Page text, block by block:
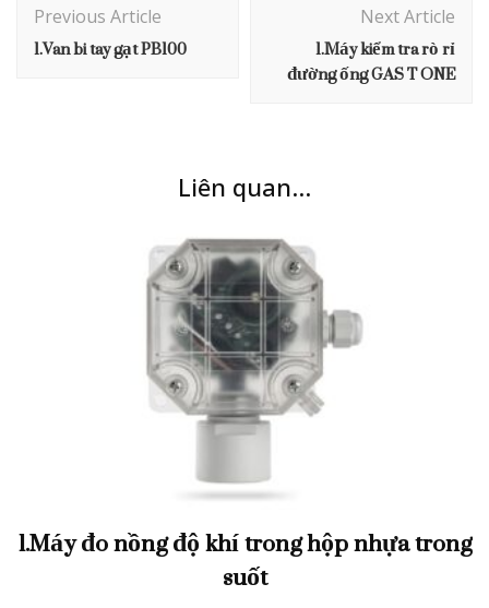
Navigation
Previous Article
1.Van bi tay gạt PB100
Next Article
1.Máy kiểm tra rò rỉ
đường ống GAS T ONE
Liên quan...
1.Máy đo nồng độ khí trong hộp nhựa trong
suốt